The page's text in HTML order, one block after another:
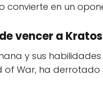
convierte en un
vencer a
y sus
of War, ha derrotado